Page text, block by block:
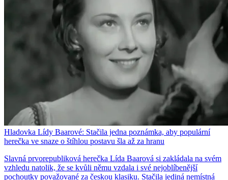
Hladovka Lídy Baarové: Stačila jedna poznámka, aby populární
herečka ve snaze o štíhlou postavu šla až za hranu
Slavná prvorepubliková herečka Lída Baarová si zakládala na svém
vzhledu natolik, že se kvůli němu vzdala i své nejoblíbenější
pochoutky považované za českou klasiku. Stačila jediná nemístná